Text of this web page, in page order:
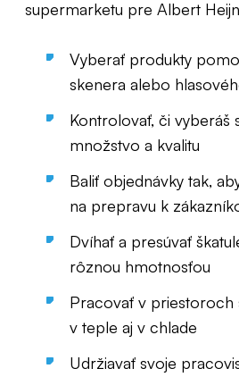
supermarketu pre Albert
Vyberať produkty
skenera alebo
Kontrolovať, či vyberáš
množstvo a kvalitu
Baliť objednávky tak,
na prepravu k
Dvíhať a presúvať
rôznou hmotnosťou
Pracovať v priestoroch
v teple aj v chlade
Udržiavať svoje